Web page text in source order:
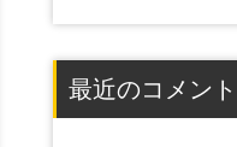
最近のコメント